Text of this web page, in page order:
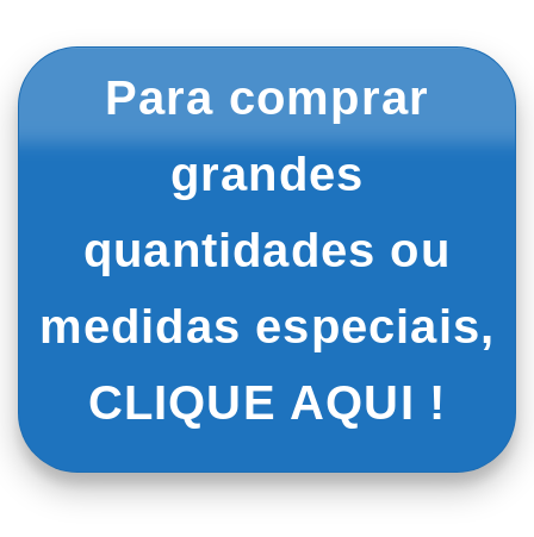
Para comprar
grandes
quantidades ou
medidas especiais,
CLIQUE AQUI !